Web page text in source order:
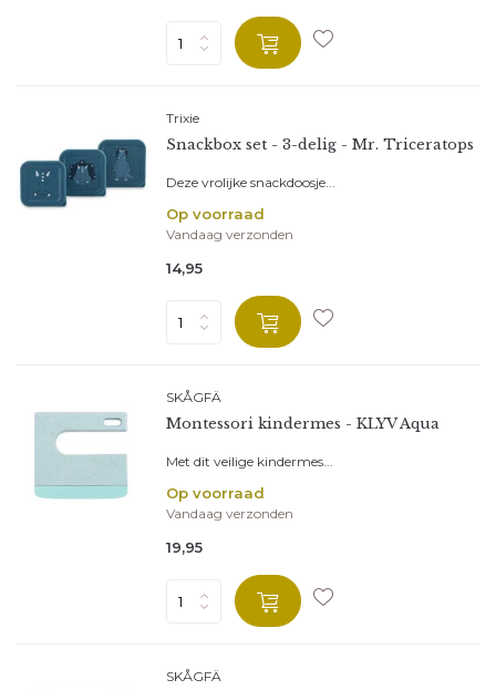
Trixie
Snackbox set - 3-delig - Mr. Triceratops
Deze vrolijke snackdoosje...
Op voorraad
Vandaag verzonden
14,95
SKÅGFÄ
Montessori kindermes - KLYV Aqua
Met dit veilige kindermes...
Op voorraad
Vandaag verzonden
19,95
SKÅGFÄ